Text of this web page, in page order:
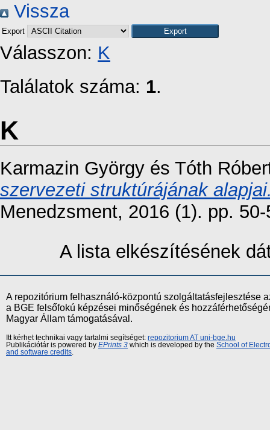
Vissza
Export
Válasszon: K
Találatok száma: 1.
K
Karmazin György és Tóth
szervezeti struktúrájának
Menedzsment, 2016 (1). pp.
A lista elkészítésének
A repozitórium felhasználó-központú szolgáltatásfejlesztése
a BGE felsőfokú képzései minőségének és
Magyar Állam támogatásával.
Itt kérhet technikai vagy tartalmi segítséget: repozitorium AT uni-bge.hu
Publikációtár is powered by EPrints 3 which is developed by the School of
and software credits